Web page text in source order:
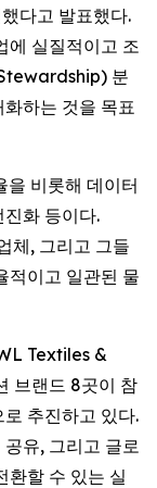
다고 발표했다.
에 실질적이고 조
분
하는 것을 목표
을 비롯해 데이터
화 등이다.
체, 그리고 그들
적이고 일관된 물
Textiles &
브랜드 8곳이 참
추진하고 있다.
유, 그리고 글로
환할 수 있는 실